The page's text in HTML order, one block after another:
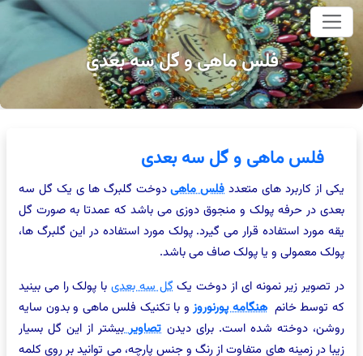
اصلی
فلس ماهی و گل سه بعدی
فلس ماهی و گل سه بعدی
یکی از کاربرد های متعدد فلس ماهیدوخت گلبرگ ها ی یک گل سه
بعدی در حرفه پولک و منجوق دوزی می باشد که عمدتا به صورت گل
یقه مورد استفاده قرار می گیرد. پولک مورد استفاده در این گلبرگ ها،
پولک معمولی و یا پولک صاف می باشد.
در تصویر زیر نمونه ای از دوخت یکگل سه بعدیبا پولک را می بینید
که توسط خانمهنگامه پورنوروز و با تکنیک فلس ماهی و بدون سایه
روشن، دوخته شده است. برای دیدن تصاویر بیشتر از این گل بسیار
زیبا در زمینه های متفاوت از رنگ و جنس پارچه، می توانید بر روی کلمه